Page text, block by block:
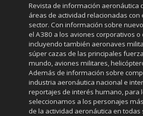
Revista de información aeronáutica
áreas de actividad relacionadas con
sector. Con información sobre
el A380 a los aviones corporativos o
incluyendo también aeronaves
súper cazas de las principales
mundo, aviones militares,
Además de información sobre
industria aeronáutica nacional e
reportajes de interés humano, para
seleccionamos a los personajes
de la actividad aeronáutica en todas